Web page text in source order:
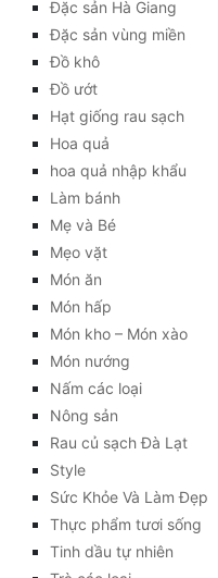
Đặc sản Hà Giang
Đặc sản vùng miền
Đồ khô
Đồ ướt
Hạt giống rau sạch
Hoa quả
hoa quả nhập khẩu
Làm bánh
Mẹ và Bé
Mẹo vặt
Món ăn
Món hấp
Món kho – Món xào
Món nướng
Nấm các loại
Nông sản
Rau củ sạch Đà Lạt
Style
Sức Khỏe Và Làm Đẹp
Thực phẩm tươi sống
Tinh dầu tự nhiên